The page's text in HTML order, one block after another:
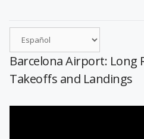
Barcelona Airport: Long
Takeoffs and Landings